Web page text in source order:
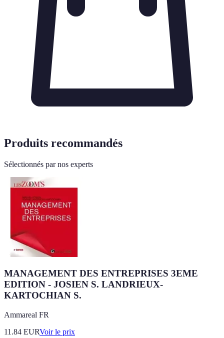
Produits recommandés
Sélectionnés par nos experts
MANAGEMENT DES ENTREPRISES 3EME
EDITION - JOSIEN S. LANDRIEUX-
KARTOCHIAN S.
Ammareal FR
11.84 EURVoir le prix